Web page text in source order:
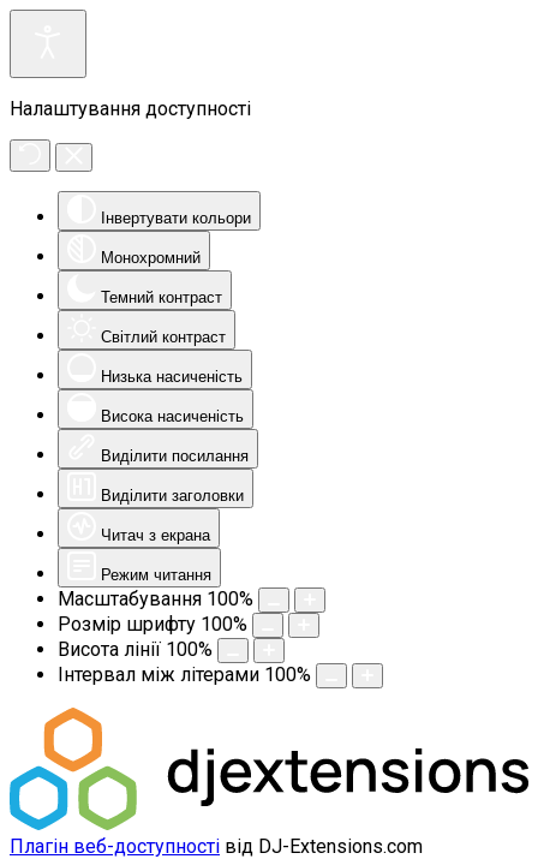
Налаштування доступності
Інвертувати кольори
Монохромний
Темний контраст
Світлий контраст
Низька насиченість
Висока насиченість
Виділити посилання
Виділити заголовки
Читач з екрана
Режим читання
Масштабування 100%
Розмір шрифту 100%
Висота лінії 100%
Інтервал між літерами 100%
Плагін веб-доступності від DJ-Extensions.com